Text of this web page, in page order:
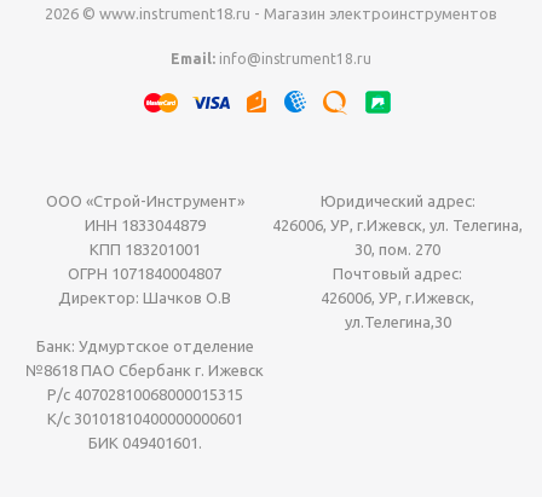
2026 © www.instrument18.ru - Магазин электроинструментов
Email: info@instrument18.ru
ООО «Строй-Инструмент»
ИНН 1833044879
КПП 183201001
ОГРН 1071840004807
Директор: Шачков О.В
Юридический адрес:
426006, УР, г.Ижевск, ул. Телегина,
30, пом. 270
Почтовый адрес:
426006, УР, г.Ижевск,
ул.Телегина,30
Банк: Удмуртское отделение
№8618 ПАО Сбербанк г. Ижевск
Р/с 40702810068000015315
К/с 30101810400000000601
БИК 049401601.